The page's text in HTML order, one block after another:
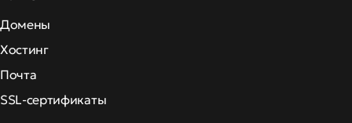
Домены
Хостинг
Почта
SSL-сертификаты